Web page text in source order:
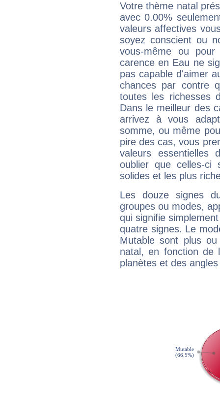
Votre thème natal
avec 0.00%
valeurs affectives
soyez conscient ou
vous-même ou
carence en Eau ne
pas capable d'aimer
chances par contre
toutes les richesses
Dans le meilleur des
arrivez à vous
somme, ou même
pire des cas, vous
valeurs
oublier que celles-
solides et les plus
Les douze signes
groupes ou modes,
qui signifie
quatre signes. Le
Mutable sont plus
natal, en fonction de
planètes et des